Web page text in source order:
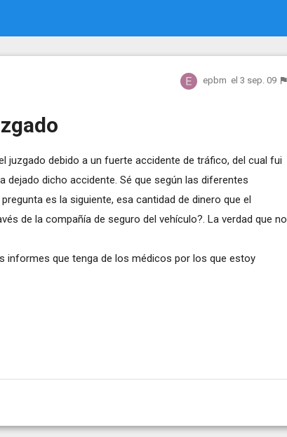
epbm el 3 sep. 09
juzgado debido a un fuerte accidente de tráfico, del cual fui
dejado dicho accidente. Sé que según las diferentes
es la siguiente, esa cantidad de dinero que el
de la compañía de seguro del vehículo?. La verdad que no
informes que tenga de los médicos por los que estoy